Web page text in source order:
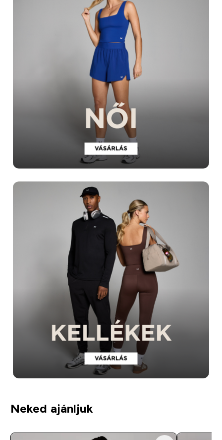
Neked ajánljuk